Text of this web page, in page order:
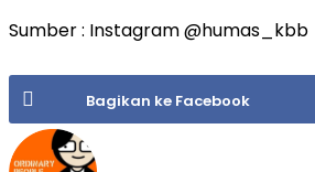
Sumber : Instagram @humas_kbb
Bagikan ke Facebook